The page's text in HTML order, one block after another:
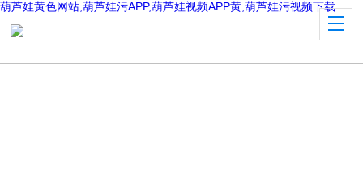
葫芦娃黄色网站,葫芦娃污APP,葫芦娃视频APP黄,葫芦娃污视频下载